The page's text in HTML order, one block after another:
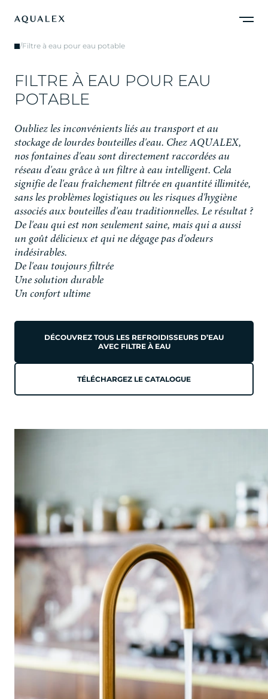
/Filtre à eau pour eau potable
FILTRE À EAU POUR EAU
POTABLE
Oubliez les inconvénients liés au transport et au
stockage de lourdes bouteilles d'eau. Chez AQUALEX,
nos fontaines d'eau sont directement raccordées au
réseau d'eau grâce à un filtre à eau intelligent. Cela
signifie de l'eau fraîchement filtrée en quantité illimitée,
sans les problèmes logistiques ou les risques d'hygiène
associés aux bouteilles d'eau traditionnelles. Le résultat ?
De l'eau qui est non seulement saine, mais qui a aussi
un goût délicieux et qui ne dégage pas d'odeurs
indésirables.
De l'eau toujours filtrée
Une solution durable
Un confort ultime
DÉCOUVREZ TOUS LES REFROIDISSEURS D’EAU
AVEC FILTRE À EAU
TÉLÉCHARGEZ LE CATALOGUE